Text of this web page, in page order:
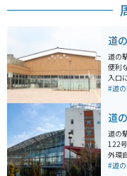
います。 園内にはベンチや休憩スペースも充実してお
品や彫刻も点在しており、散策し
とができます。東京ミッドタウン
ストランエリアも近く、訪れる際
緒に楽しむことができます。
道
道の
便利
入口
元の
最適な品々
の食
す。
ドライブ
駅 い
#道
道
道の
122
外環
クセスが良好で
#道